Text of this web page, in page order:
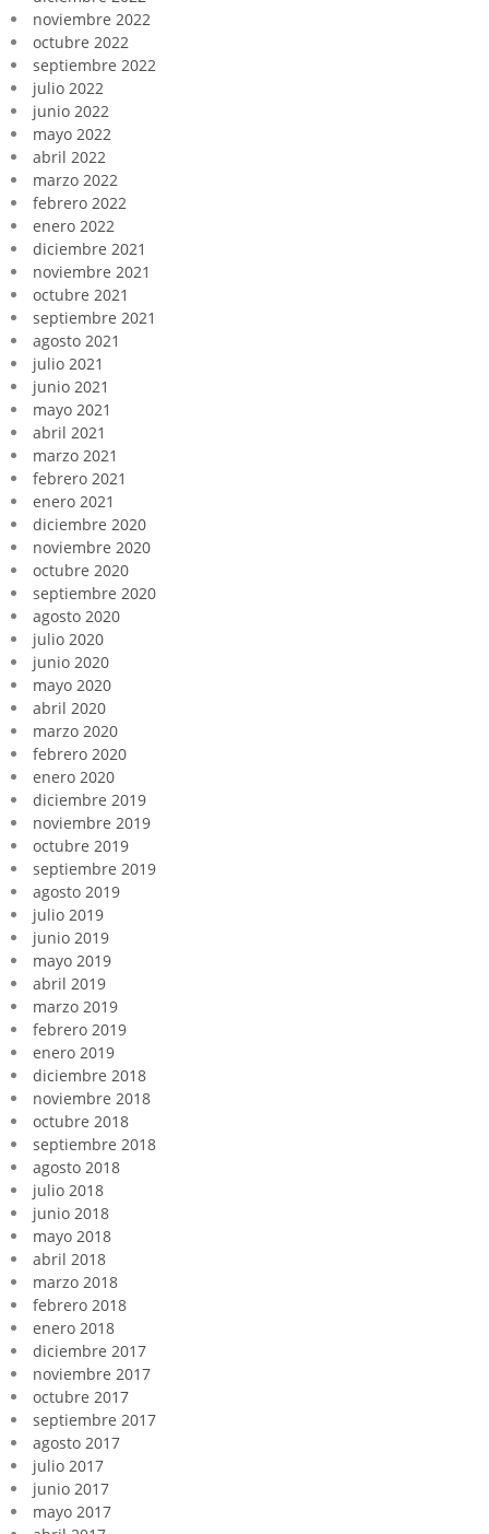
noviembre 2022
octubre 2022
septiembre 2022
julio 2022
junio 2022
mayo 2022
abril 2022
marzo 2022
febrero 2022
enero 2022
diciembre 2021
noviembre 2021
octubre 2021
septiembre 2021
agosto 2021
julio 2021
junio 2021
mayo 2021
abril 2021
marzo 2021
febrero 2021
enero 2021
diciembre 2020
noviembre 2020
octubre 2020
septiembre 2020
agosto 2020
julio 2020
junio 2020
mayo 2020
abril 2020
marzo 2020
febrero 2020
enero 2020
diciembre 2019
noviembre 2019
octubre 2019
septiembre 2019
agosto 2019
julio 2019
junio 2019
mayo 2019
abril 2019
marzo 2019
febrero 2019
enero 2019
diciembre 2018
noviembre 2018
octubre 2018
septiembre 2018
agosto 2018
julio 2018
junio 2018
mayo 2018
abril 2018
marzo 2018
febrero 2018
enero 2018
diciembre 2017
noviembre 2017
octubre 2017
septiembre 2017
agosto 2017
julio 2017
junio 2017
mayo 2017